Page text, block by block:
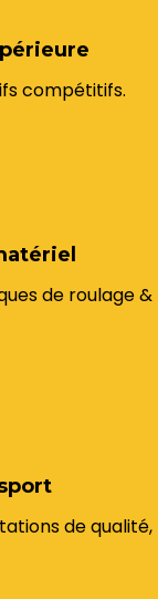
compétitifs.
de roulage &
de qualité,